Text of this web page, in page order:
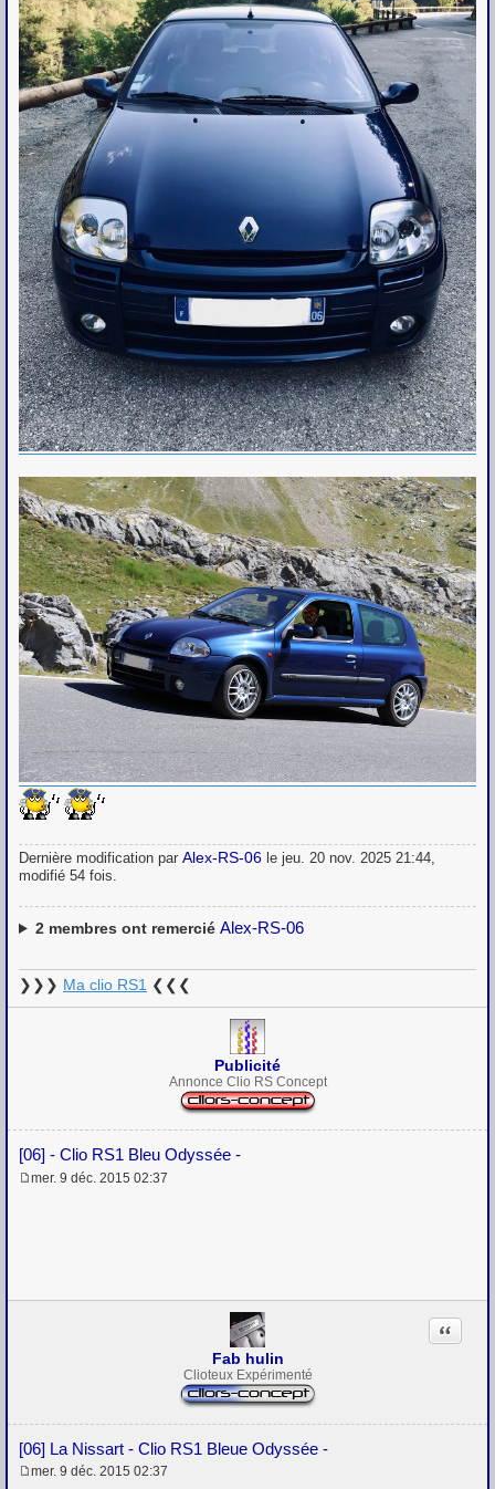
Dernière modification par Alex-RS-06 le jeu. 20 nov. 2025 21:44,
modifié 54 fois.
2membres ont remercié Alex-RS-06
❯❯❯ Ma clio RS1 ❮❮❮
Publicité
Annonce Clio RS Concept
[06] - Clio RS1 Bleu Odyssée -
mer. 9 déc. 2015 02:37
Fab hulin
Clioteux Expérimenté
[06] La Nissart - Clio RS1 Bleue Odyssée -
Citation
mer. 9 déc. 2015 02:37